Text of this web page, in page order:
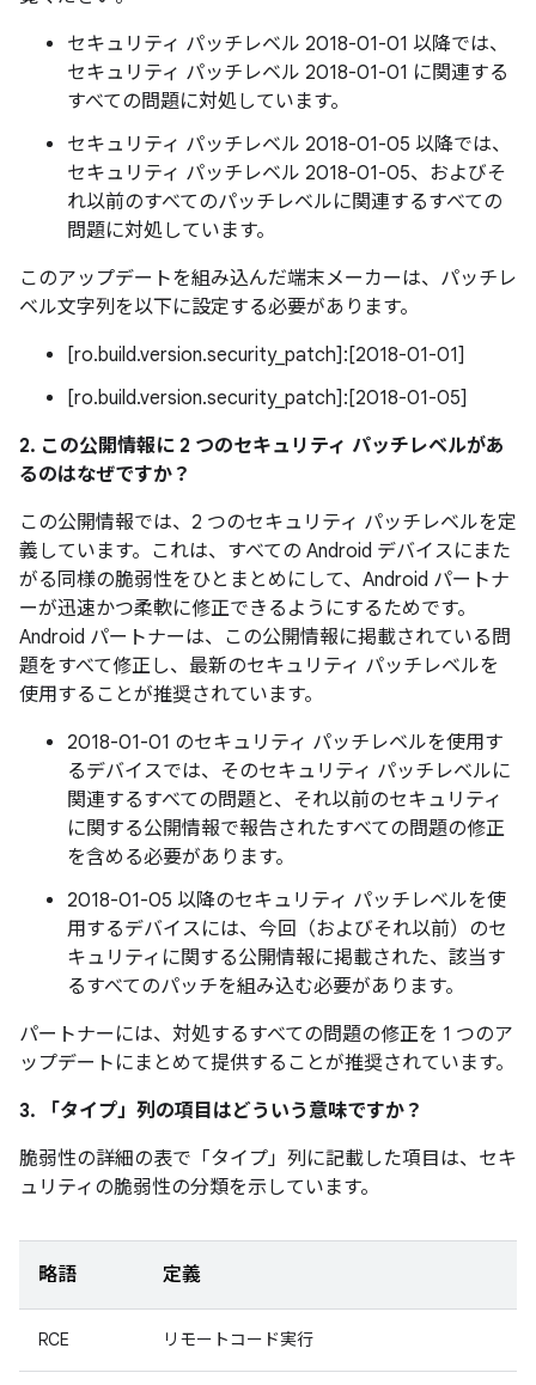
セキュリティ パッチレベル 2018-01-01 以降では、
セキュリティ パッチレベル 2018-01-01 に関連する
すべての問題に対処しています。
セキュリティ パッチレベル 2018-01-05 以降では、
セキュリティ パッチレベル 2018-01-05、およびそ
れ以前のすべてのパッチレベルに関連するすべての
問題に対処しています。
このアップデートを組み込んだ端末メーカーは、パッチレ
ベル文字列を以下に設定する必要があります。
[ro.build.version.security_patch]:[2018-01-01]
[ro.build.version.security_patch]:[2018-01-05]
2. この公開情報に 2 つのセキュリティ パッチレベルがあ
るのはなぜですか？
この公開情報では、2 つのセキュリティ パッチレベルを定
義しています。これは、すべての Android デバイスにまた
がる同様の脆弱性をひとまとめにして、Android パートナ
ーが迅速かつ柔軟に修正できるようにするためです。
Android パートナーは、この公開情報に掲載されている問
題をすべて修正し、最新のセキュリティ パッチレベルを
使用することが推奨されています。
2018-01-01 のセキュリティ パッチレベルを使用す
るデバイスでは、そのセキュリティ パッチレベルに
関連するすべての問題と、それ以前のセキュリティ
に関する公開情報で報告されたすべての問題の修正
を含める必要があります。
2018-01-05 以降のセキュリティ パッチレベルを使
用するデバイスには、今回（およびそれ以前）のセ
キュリティに関する公開情報に掲載された、該当す
るすべてのパッチを組み込む必要があります。
パートナーには、対処するすべての問題の修正を 1 つのア
ップデートにまとめて提供することが推奨されています。
3. 「タイプ」 列の項目はどういう意味ですか？
脆弱性の詳細の表で「タイプ」 列に記載した項目は、セキ
ュリティの脆弱性の分類を示しています。
略語 定義
RCE リモートコード実行